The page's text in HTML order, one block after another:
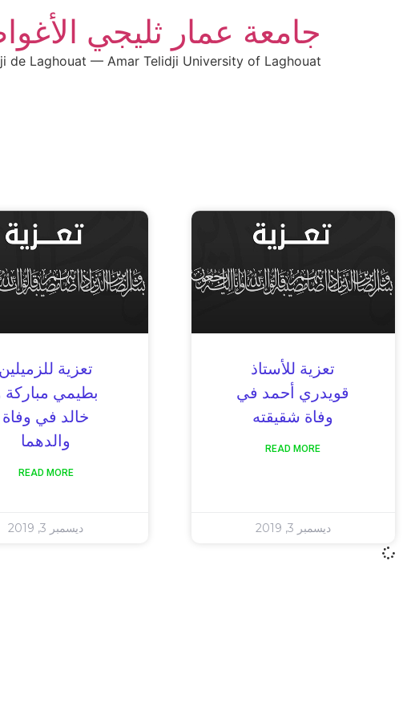
جامعة عمار ثليجي
de Laghouat — Amar Telidji University of Laghouat
تعزية للأستاذ
قويدري أحمد في
وفاة شقيقته
READ MORE
ديسمبر 3, 2019
تعزية للزميلين
بطيمي مباركة
خالد في وفاة
والدهما
READ MORE
ديسمبر 3, 2019